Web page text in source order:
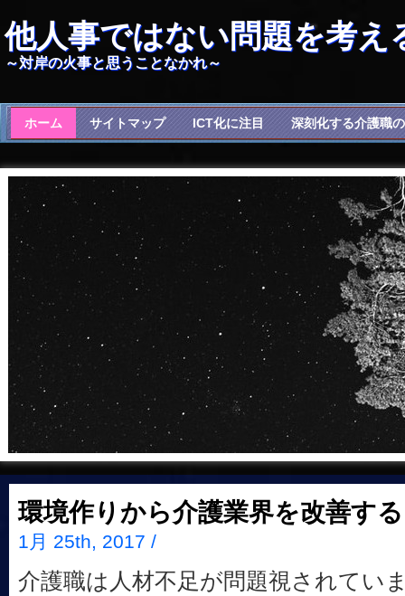
他人事ではない問題を考え
～対岸の火事と思うことなかれ～
ホーム サイトマップ ICT化に注目 深刻化する介護職
環境作りから介護業界を改善する
1月 25th, 2017 /
介護職は人材不足が問題視されてい